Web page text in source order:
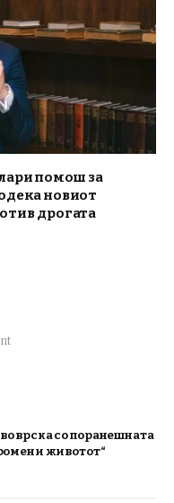
помош за
новиот
дрогата
врска со поранешната
животот“